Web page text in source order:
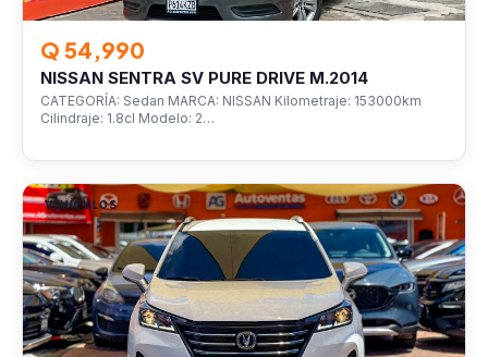
Q 54,990
NISSAN SENTRA SV PURE DRIVE M.2014
CATEGORÍA: Sedan MARCA: NISSAN Kilometraje: 153000km
Cilindraje: 1.8cl Modelo: 2…
VEHÍCULOS